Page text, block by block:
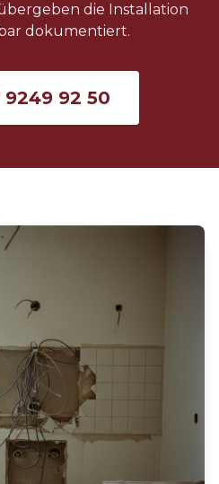
die Installation
dokumentiert.
9249 92 50